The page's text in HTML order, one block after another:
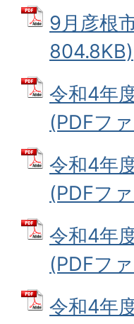
9月彦根
804.8KB)
令和4年
(PDFフ
令和4年
(PDFフ
令和4年
(PDFフ
令和4年